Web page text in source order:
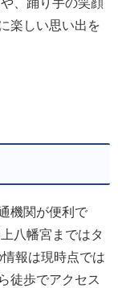
、踊り手の笑顔
楽しい思い出を
機関が便利で
八幡宮まではタ
報は現時点では
徒歩でアクセス